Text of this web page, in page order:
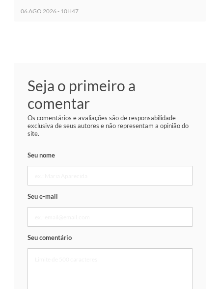
06 AGO 2026 - 10H47
Seja o primeiro a
comentar
Os comentários e avaliações são de responsabilidade
exclusiva de seus autores e não representam a opinião do
site.
Seu nome
Seu e-mail
Seu comentário